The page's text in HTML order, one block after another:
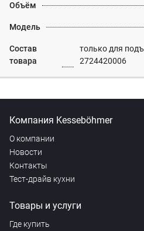
Объём
Модель
Состав
товара
только для
2724420006
Компания Kesseböhmer
О компании
Новости
Контакты
Тест-драйв кухни
Товары и услуги
Где купить